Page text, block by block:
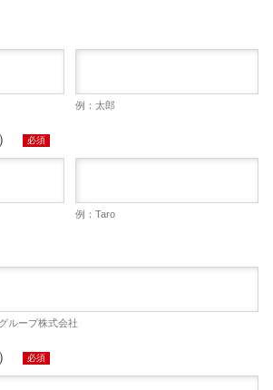
例：太郎
必須
例：Taro
ループ株式会社
必須